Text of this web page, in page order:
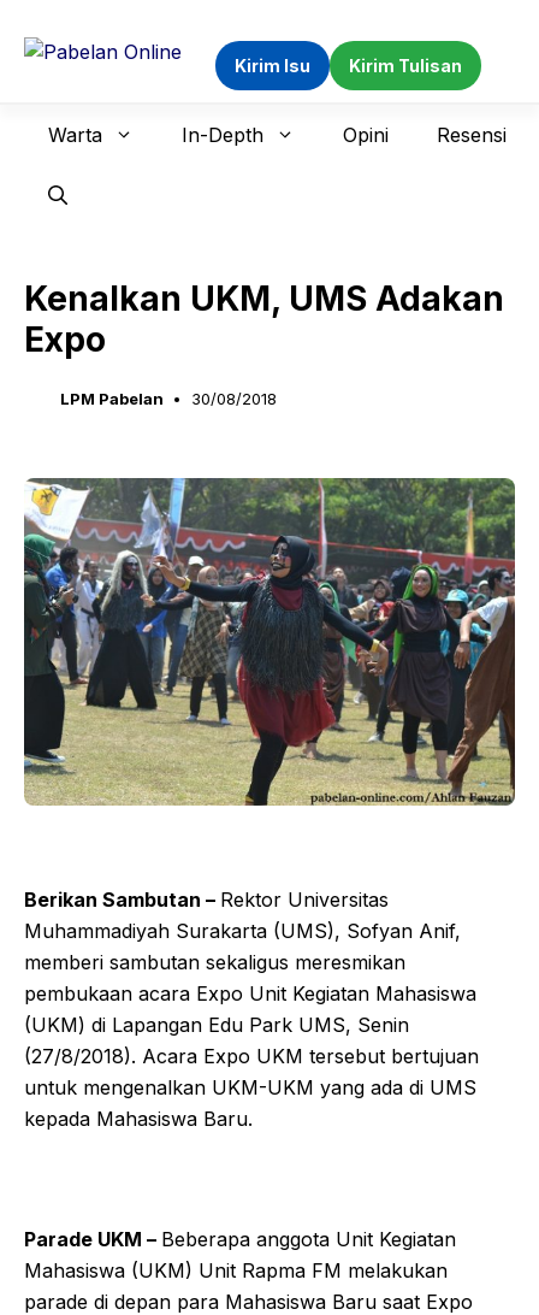
Kirim Isu Kirim Tulisan
Warta In-Depth Opini Resensi
Kenalkan UKM, UMS Adakan
Expo
LPM Pabelan 30/08/2018
Berikan Sambutan – Rektor Universitas
Muhammadiyah Surakarta (UMS), Sofyan Anif,
memberi sambutan sekaligus meresmikan
pembukaan acara Expo Unit Kegiatan Mahasiswa
(UKM) di Lapangan Edu Park UMS, Senin
(27/8/2018). Acara Expo UKM tersebut bertujuan
untuk mengenalkan UKM-UKM yang ada di UMS
kepada Mahasiswa Baru.
Parade UKM – Beberapa anggota Unit Kegiatan
Mahasiswa (UKM) Unit Rapma FM melakukan
parade di depan para Mahasiswa Baru saat Expo